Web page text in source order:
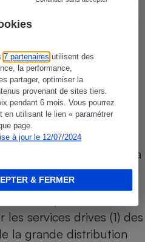
7 partenaires utilisent des
la performance,
partager, optimiser la
provenant de sites tiers.
pendant 6 mois. Vous pourrez
en utilisant le lien « paramétrer
page.
à jour le 12/07/2024
& FERMER
géolocalisés
sur l’ensemble
Les produits de
(MDD) sont comparés à
concurrents.
les produits sont
services drives (1) des
la grande distribution